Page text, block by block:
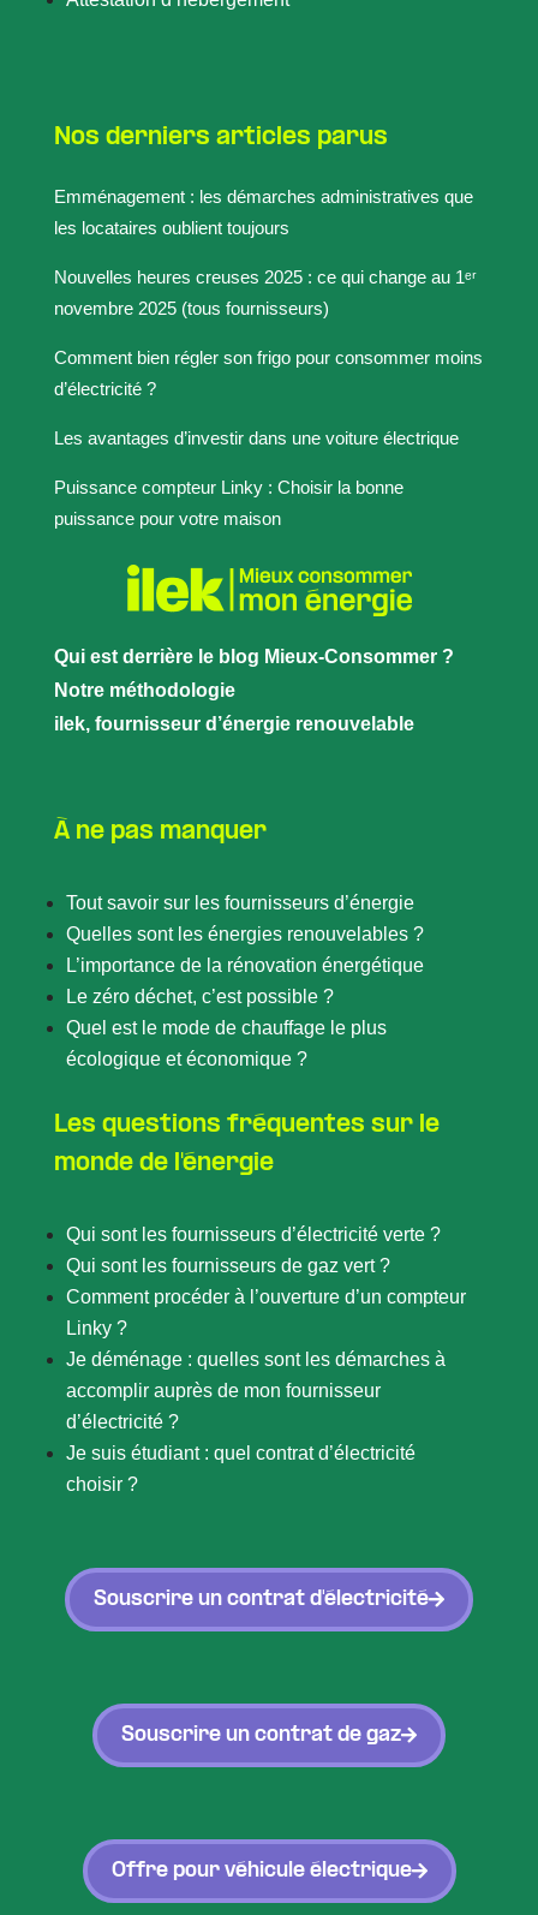
Nos derniers articles parus
Emménagement : les démarches administratives que
les locataires oublient toujours
Nouvelles heures creuses 2025 : ce qui change au 1ᵉʳ
novembre 2025 (tous fournisseurs)
Comment bien régler son frigo pour consommer moins
d’électricité ?
Les avantages d’investir dans une voiture électrique
Puissance compteur Linky : Choisir la bonne
puissance pour votre maison
Qui est derrière le blog Mieux-Consommer ?
Notre méthodologie
ilek, fournisseur d’énergie renouvelable
À ne pas manquer
Tout savoir sur les fournisseurs d’énergie
Quelles sont les énergies renouvelables ?
L’importance de la rénovation énergétique
Le zéro déchet, c’est possible ?
Quel est le mode de chauffage le plus
écologique et économique ?
Les questions fréquentes sur le
monde de l'énergie
Qui sont les fournisseurs d’électricité verte ?
Qui sont les fournisseurs de gaz vert ?
Comment procéder à l’ouverture d’un compteur
Linky ?
Je déménage : quelles sont les démarches à
accomplir auprès de mon fournisseur
d’électricité ?
Je suis étudiant : quel contrat d’électricité
choisir ?
Souscrire un contrat d'électricité
Souscrire un contrat de gaz
Offre pour véhicule électrique